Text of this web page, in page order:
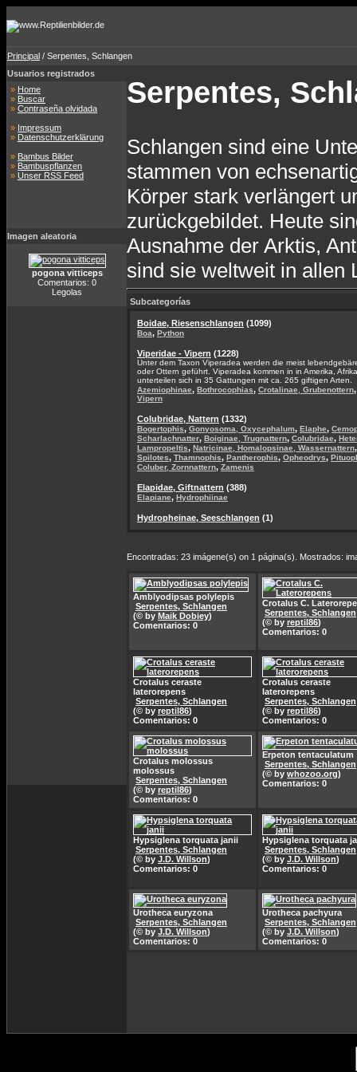
Principal / Serpentes, Schlangen
Usuarios registrados
» Home
» Buscar
» Contraseña olvidada
» Impressum
» Datenschutzerklärung
» Bambus Bilder
» Bambuspflanzen
» Unser RSS Feed
Imagen aleatoria
pogona vitticeps
Comentarios: 0
Legolas
Serpentes,
Schlangen sind eine
stammen von
Körper stark verlängert
zurückgebildet. Heute
Ausnahme der Arktis,
sind sie weltweit in allen
Subcategorías
Boidae, Riesenschlangen (1099)
Boa, Python
Viperidae - Vipern (1228)
Unter dem Taxon Viperadea werden die meist
oder Ottern geführt. Viperadea kommen in in Amerika,
unterteilen sich in 35 Gattungen mit ca. 265 giftigen Arten.
Azemiophinae, Bothrocophias, Crotalinae, Grubenottern
Vipern
Colubridae, Nattern (1332)
Bogertophis, Gonyosoma, Oxycephalum, Elaphe,
Scharlachnatter, Boiginae, Trugnattern, Colubridae,
Lampropeltis, Natricinae, Homalopsinae, Wassernattern
Spilotes, Thamnophis, Pantherophis, Opheodrys,
Coluber, Zornnattern, Zamenis
Elapidae, Giftnattern (388)
Elapiane, Hydrophiinae
Hydropheinae, Seeschlangen (1)
Encontradas: 23 imágene(s) on 1 página(s). Mostrados:
Amblyodipsas polylepis
Serpentes, Schlangen
(© by Maik Dobiey)
Comentarios: 0
Crotalus C.
Serpentes, Schlangen
(© by reptil86)
Comentarios: 0
Crotalus ceraste
laterorepens
Serpentes, Schlangen
(© by reptil86)
Comentarios: 0
Crotalus ceraste
laterorepens
Serpentes, Schlangen
(© by reptil86)
Comentarios: 0
Crotalus molossus
molossus
Serpentes, Schlangen
(© by reptil86)
Comentarios: 0
Erpeton tentaculatum
Serpentes, Schlangen
(© by whozoo.org)
Comentarios: 0
Hypsiglena torquata janii
Serpentes, Schlangen
(© by J.D. Willson)
Comentarios: 0
Hypsiglena torquata
Serpentes, Schlangen
(© by J.D. Willson)
Comentarios: 0
Urotheca euryzona
Serpentes, Schlangen
(© by J.D. Willson)
Comentarios: 0
Urotheca pachyura
Serpentes, Schlangen
(© by J.D. Willson)
Comentarios: 0